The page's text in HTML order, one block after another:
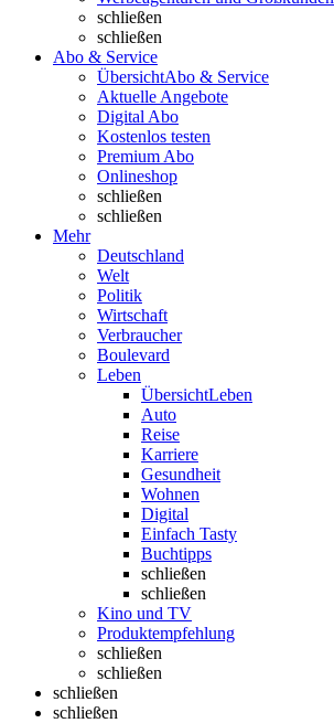
schließen
schließen
Abo & Service
ÜbersichtAbo & Service
Aktuelle Angebote
Digital Abo
Kostenlos testen
Premium Abo
Onlineshop
schließen
schließen
Mehr
Deutschland
Welt
Politik
Wirtschaft
Verbraucher
Boulevard
Leben
ÜbersichtLeben
Auto
Reise
Karriere
Gesundheit
Wohnen
Digital
Einfach Tasty
Buchtipps
schließen
schließen
Kino und TV
Produktempfehlung
schließen
schließen
schließen
schließen